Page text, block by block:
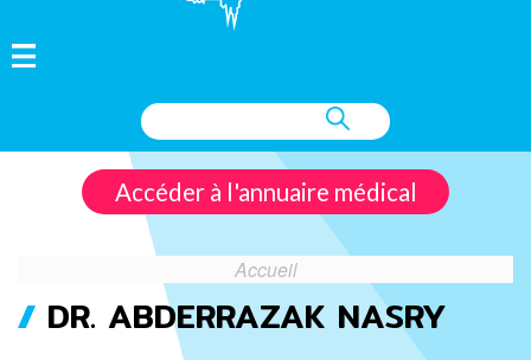
Accéder à l'annuaire médical
Accueil
DR. ABDERRAZAK NASRY